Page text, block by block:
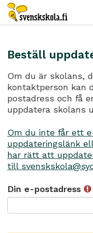
Beställ
Om du är skolans,
kontaktperson kan
postadress och få
uppdatera skolans
Om du inte får ett
uppdateringslänk
har rätt att
till
Din e-postadress